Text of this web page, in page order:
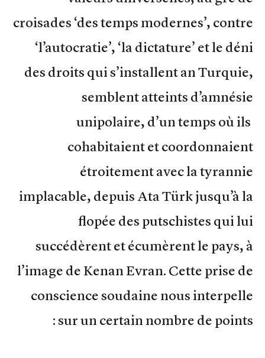
croisades ‘des temps modernes’, contre
‘l’autocratie’, ‘la dictature’ et le déni
des droits qui s’installent an Turquie,
semblent atteints d’amnésie
unipolaire, d’un temps où ils
cohabitaient et coordonnaient
étroitement avec la tyrannie
implacable, depuis Ata Türk jusqu’à la
flopée des putschistes qui lui
succédèrent et écumèrent le pays, à
l’image de Kenan Evran. Cette prise de
conscience soudaine nous interpelle
sur un certain nombre de points :